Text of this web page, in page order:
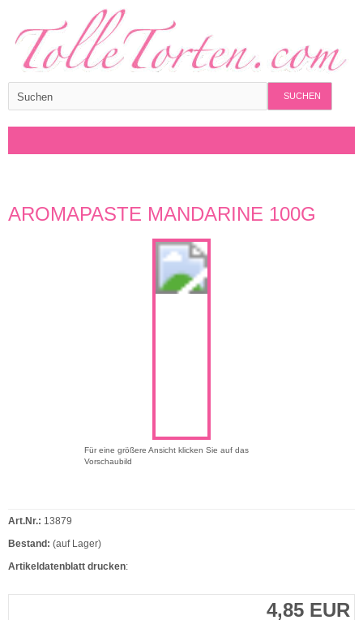
SUCHEN
AROMAPASTE MANDARINE 100G
Für eine größere Ansicht klicken Sie auf das
Vorschaubild
4,85 EUR
Art.Nr.: 13879
Bestand: (auf Lager)
Artikeldatenblatt drucken: